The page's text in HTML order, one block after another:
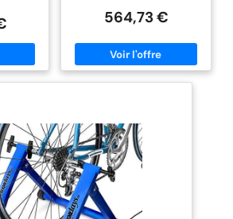
et
de
de
KICKR
fluide
de la
les
du CORE original et introduit
plus facile, une meilleure
connectivité et l'ajout de
fonctionnalités clés de
SENSATION DE PÉDALAGE
LÉGENDAIRE KICKR : Le KICKR
CORE offre une résistance fluide
et une sensation proche de la
route, il est conçu pour les
efforts intenses et l'entraînement
structuré CONFIGURATION
SIMPLE ET CONDUITE STABLE,
564,73 €